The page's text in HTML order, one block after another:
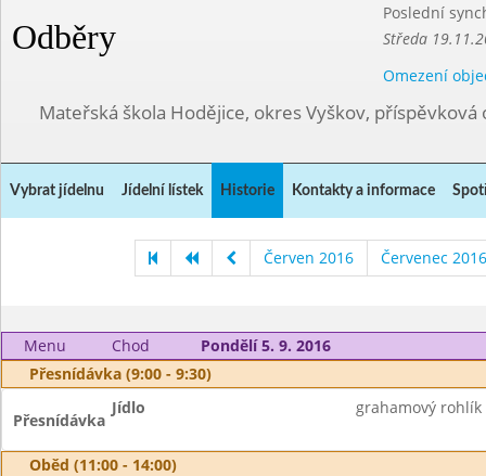
Odběry
Poslední
Středa
Omezení
Mateřská škola Hodějice, okres Vyškov, příspěvková
Vybrat jídelnu Jídelní lístek Historie Kontakty a informace
Červen 2016 Červenec 2016
Menu Chod
Pondělí 5. 9. 2016
Přesnídávka (9:00 - 9:30)
Přesnídávka
Jídlo grahamový rohlík
Oběd (11:00 - 14:00)